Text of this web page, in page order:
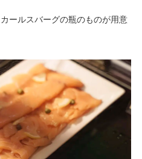
ールスバーグの瓶のものが用意